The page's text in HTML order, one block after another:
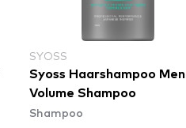
SYOSS
Syoss Haarshampoo Men
Volume Shampoo
Shampoo